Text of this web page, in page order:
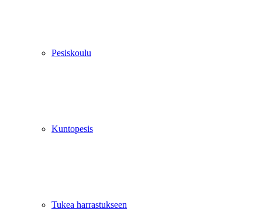
Pesiskoulu
Kuntopesis
Tukea harrastukseen